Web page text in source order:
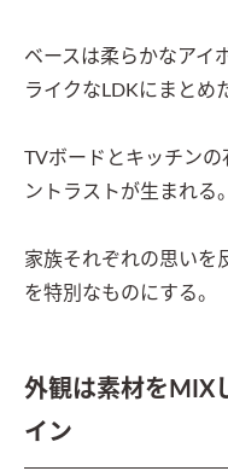
ベースは柔らかなアイ
ライクなLDKにまとめ
TVボードとキッチンの
ントラストが生まれる。
家族それぞれの思いを
を特別なものにする。
外観は素材をMIX
イン